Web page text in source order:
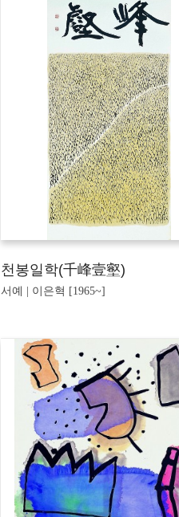
천봉일학(千峰壹壑)
서예 | 이은혁 [1965~]